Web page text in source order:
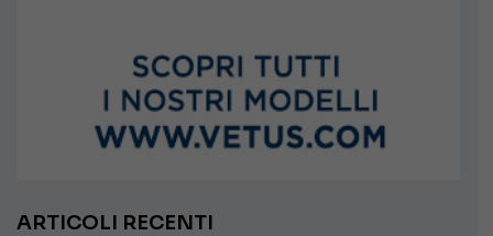
ARTICOLI RECENTI